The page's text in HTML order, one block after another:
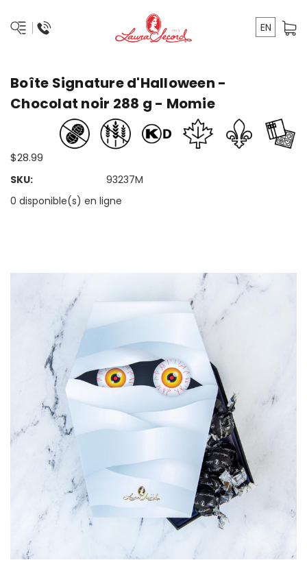
EN
Boîte Signature d'Halloween -
Chocolat noir 288 g - Momie
$28.99
SKU:
93237M
0 disponible(s) en ligne